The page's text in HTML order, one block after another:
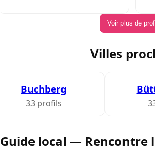
Voir plus de
Villes
Buchberg
33 profils
Guide local — Rencontre